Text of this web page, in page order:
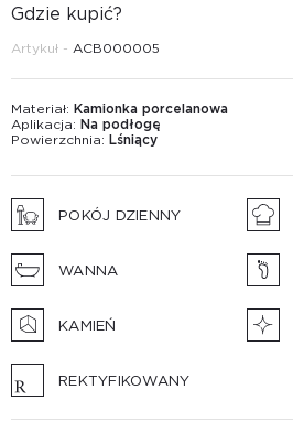
Gdzie kupić?
Artykuł - ACB000005
Materiał: Kamionka porcelanowa
Aplikacja: Na podłogę
Powierzchnia: Lśniący
POKÓJ DZIENNY
WANNA
KAMIEŃ
REKTYFIKOWANY